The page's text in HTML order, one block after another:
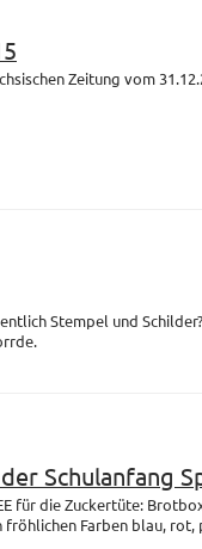
Zeitung vom
Stempel und
Schulanfang
für die Zuckertüte:
fröhlichen Farben blau, rot,